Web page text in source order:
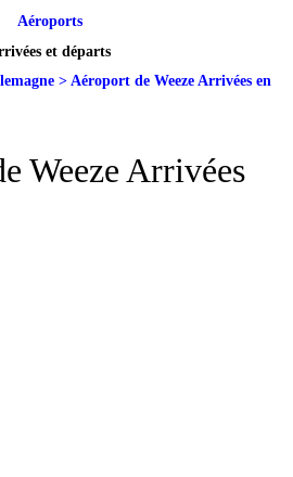
Aéroports
et départs
> Aéroport de Weeze Arrivées en
Weeze Arrivées